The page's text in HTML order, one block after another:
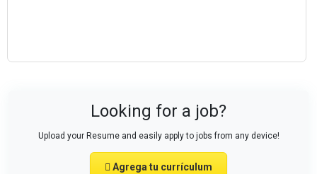
Looking for a job?
Upload your Resume and easily apply to jobs from any device!
Agrega tu currículum